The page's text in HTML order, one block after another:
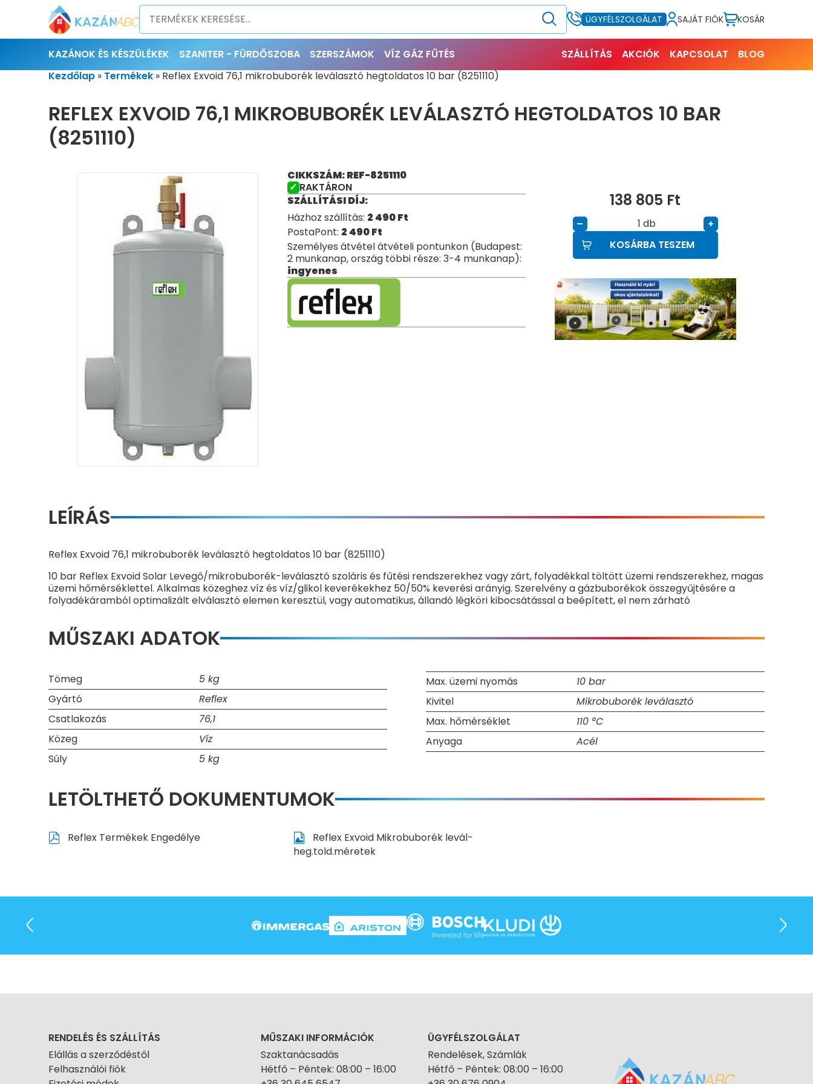
ÜGYFÉLSZOLGÁLAT SAJÁT FIÓK KOSÁR
KAZÁNOK ÉS KÉSZÜLÉKEK SZANITER - FÜRDŐSZOBA SZERSZÁMOK VÍZ GÁZ FŰTÉS SZÁLLÍTÁS AKCIÓK KAPCSOLAT
BLOG
Kezdőlap » Termékek » Reflex Exvoid 76,1 mikrobuborék leválasztó hegtoldatos 10 bar (8251110)
REFLEX EXVOID 76,1 MIKROBUBORÉK LEVÁLASZTÓ HEGTOLDATOS 10 BAR
(8251110)
CIKKSZÁM: REF-8251110
RAKTÁRON
SZÁLLÍTÁSI DÍJ:
Házhoz szállítás: 2 490Ft
PostaPont: 2 490Ft
Személyes átvétel átvételi pontunkon (Budapest:
2 munkanap, ország többi része: 3-4 munkanap):
ingyenes
138 805 Ft
– db
+
KOSÁRBA TESZEM
LEÍRÁS
Reflex Exvoid 76,1 mikrobuborék leválasztó hegtoldatos 10 bar (8251110)
10 bar Reflex Exvoid Solar Levegő/mikrobuborék-leválasztó szoláris és fűtési rendszerekhez vagy zárt, folyadékkal töltött üzemi rendszerekhez, magas
üzemi hőmérséklettel. Alkalmas közeghez víz és víz/glikol keverékekhez 50/50% keverési arányig. Szerelvény a gázbuborékok összegyűjtésére a
folyadékáramból optimalizált elválasztó elemen keresztül, vagy automatikus, állandó légköri kibocsátással a beépített, el nem zárható
MŰSZAKI ADATOK
Tömeg
5 kg
Gyártó
Reflex
Csatlakozás
76,1
Közeg
Víz
Súly
5 kg
Max. üzemi nyomás
10 bar
Kivitel
Mikrobuborék leválasztó
Max. hőmérséklet
110 °C
Anyaga
Acél
LETÖLTHETŐ DOKUMENTUMOK
Reflex Termékek Engedélye
Reflex Exvoid Mikrobuborék levál-
heg.told.méretek
RENDELÉS ÉS SZÁLLÍTÁS
Elállás a szerződéstől
Felhasználói fiók
MŰSZAKI INFORMÁCIÓK
Szaktanácsadás
Hétfő – Péntek: 08:00 – 16:00
ÜGYFÉLSZOLGÁLAT
Rendelések, Számlák
Hétfő – Péntek: 08:00 – 16:00